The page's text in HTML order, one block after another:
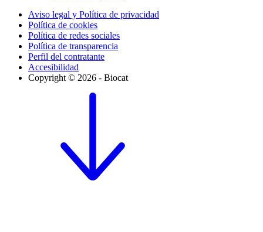
Aviso legal y Política de privacidad
Política de cookies
Política de redes sociales
Política de transparencia
Perfil del contratante
Accesibilidad
Copyright © 2026 - Biocat